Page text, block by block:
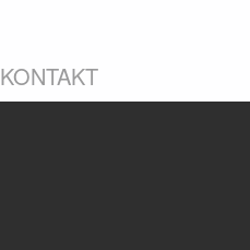
KONTAKT